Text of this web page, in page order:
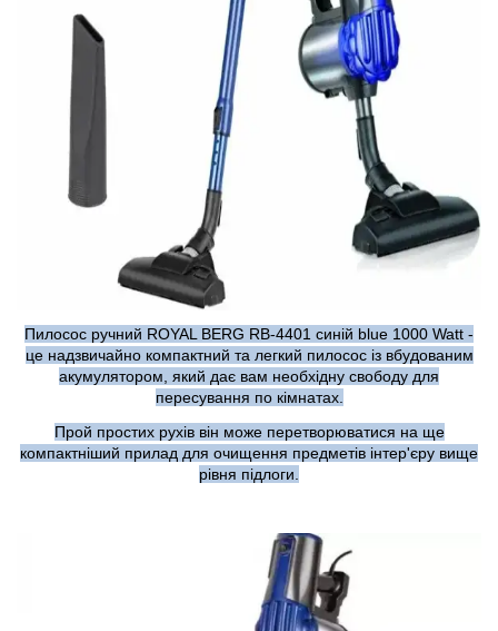
Пилосос ручний ROYAL BERG RB-4401 синій blue 1000 Watt -
це надзвичайно компактний та легкий пилосос із вбудованим
акумулятором, який дає вам необхідну свободу для
пересування по кімнатах.
Прой простих рухів він може перетворюватися на ще
компактніший прилад для очищення предметів інтер'єру вище
рівня підлоги.